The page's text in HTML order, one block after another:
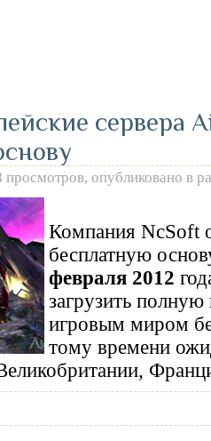
сервера
просмотров, опубликовано в
Компания NcSoft
бесплатную
февраля 2012
загрузить
игровым миром
тому времени